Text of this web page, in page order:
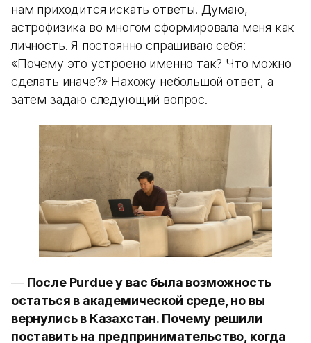
нам приходится искать ответы. Думаю,
астрофизика во многом сформировала меня как
личность. Я постоянно спрашиваю себя:
«Почему это устроено именно так? Что можно
сделать иначе?» Нахожу небольшой ответ, а
затем задаю следующий вопрос.
— После Purdue у вас была возможность
остаться в академической среде, но вы
вернулись в Казахстан. Почему решили
поставить на предпринимательство, когда